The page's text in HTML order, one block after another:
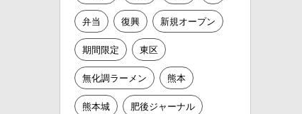
弁当 復興 新規オープン
期間限定 東区
無化調ラーメン 熊本
熊本城 肥後ジャーナル